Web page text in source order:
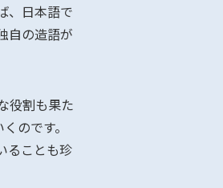
、日本語で
自の造語が
役割も果た
のです。
ることも珍